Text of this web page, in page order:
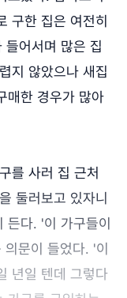
구한 집은 여전히
어서며 많은 집
지 않았으나 새집
매한 경우가 많아
를 사러 집 근처
둘러보고 있자니
든다. '이 가구들이
의문이 들었다. '이
년일 텐데 그렇다